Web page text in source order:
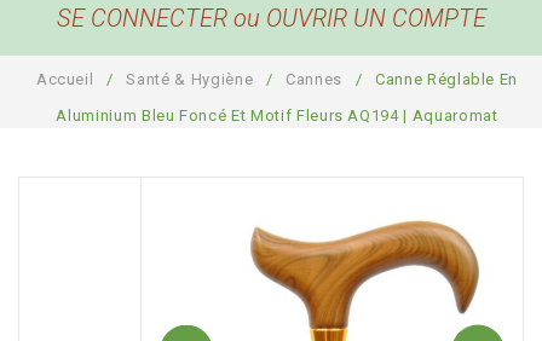
Biométrie
Piluliers
Coutellerie
Sport, détente et sommeil
Pour bébé
ACCESSOIRES
Santé
Garde-ordonnances et porte cartes
COMPTE PRO
SE CONNECTER ou OUVRIR UN COMPTE
Accueil / Santé & Hygiène / Cannes /
Canne Réglable En
Aluminium Bleu Foncé Et Motif Fleurs AQ194 | Aquaromat